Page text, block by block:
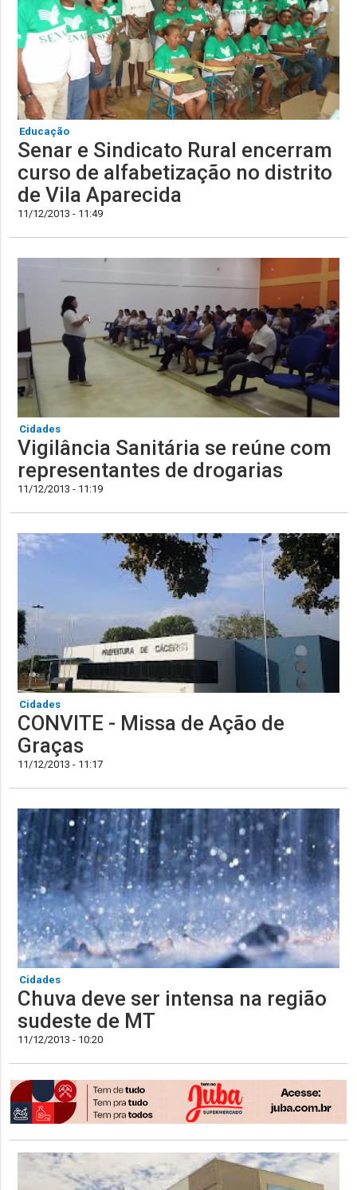
Educação
Senar e Sindicato Rural encerram
curso de alfabetização no distrito
de Vila Aparecida
11/12/2013 - 11:49
Cidades
Vigilância Sanitária se reúne com
representantes de drogarias
11/12/2013 - 11:19
Cidades
CONVITE - Missa de Ação de
Graças
11/12/2013 - 11:17
Cidades
Chuva deve ser intensa na região
sudeste de MT
11/12/2013 - 10:20